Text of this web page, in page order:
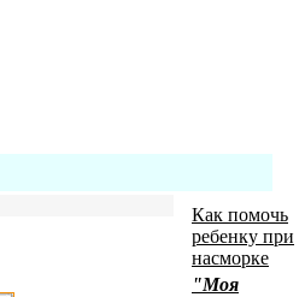
Как помочь
ребенку при
насморке
"Моя